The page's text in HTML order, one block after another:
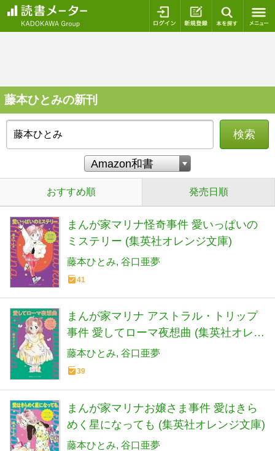
ログイン 新規登録
藤本ひとみの新刊
検索
おすすめ順 発売日順
まんが家マリナ怪奇事件 愛いっぱいの
ミステリー (集英社オレンジ文庫)
藤本ひとみ 谷口亜夢
41
まんが家マリナ アストラル・トリップ
事件 愛してローマ夜想曲 (集英社オレン
ジ文庫)
藤本ひとみ 谷口亜夢
39
まんが家マリナお嬢さま事件 愛はきら
めく星になっても (集英社オレンジ文庫)
藤本ひとみ 谷口亜夢